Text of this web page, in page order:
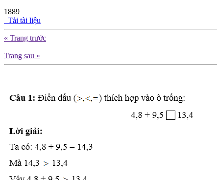
1889
Tải tài liệu
« Trang trước
Trang sau »